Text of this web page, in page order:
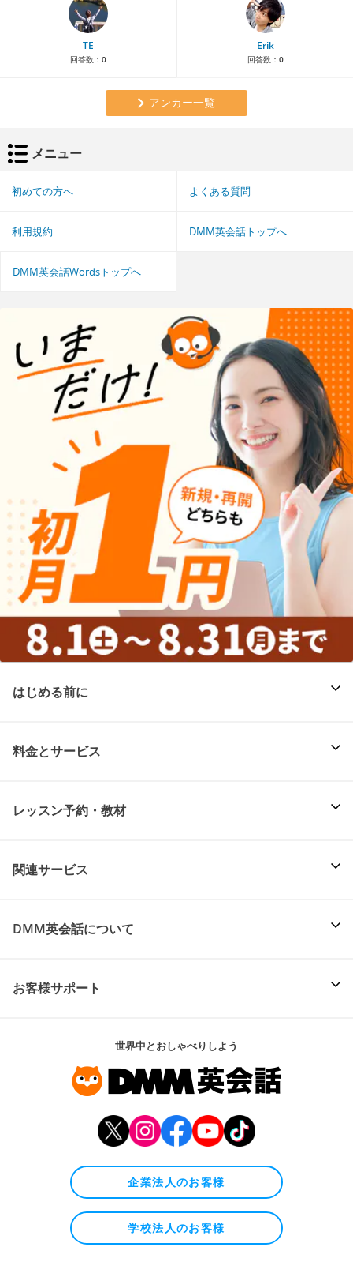
TE
回答数： 0
Erik
回答数： 0
アンカー一覧
メニュー
初めての方へ よくある質問
利用規約 DMM英会話トップへ
DMM英会話Wordsトップへ
はじめる前に
料金とサービス
レッスン予約・教材
関連サービス
DMM英会話について
お客様サポート
世界中とおしゃべりしよう
企業法人のお客様
学校法人のお客様